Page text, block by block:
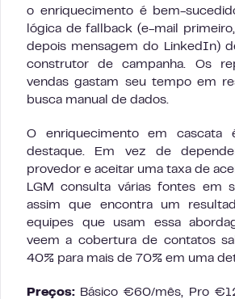
o enriquecimento é bem-
lógica de fallback (e-mail
depois mensagem do LinkedIn)
construtor de campanha. Os
vendas gastam seu tempo em
busca manual de dados.
O enriquecimento em
destaque. Em vez de
provedor e aceitar uma taxa de
LGM consulta várias fontes em
assim que encontra um
equipes que usam essa
veem a cobertura de contatos
40% para mais de 70% em uma
Preços: Básico €60/mês, Pro